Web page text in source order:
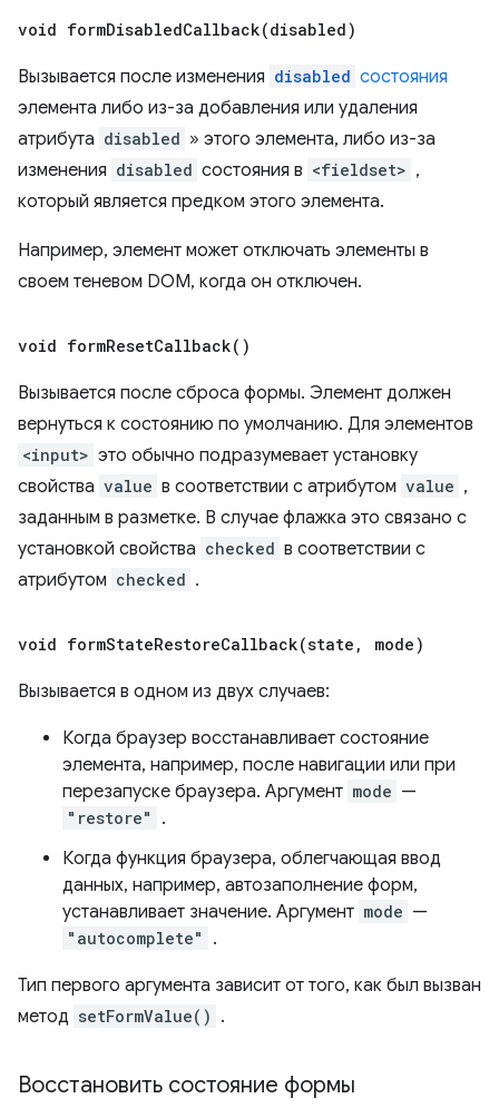
void formDisabledCallback(disabled)
Вызывается после изменения disabled состояния
элемента либо из-за добавления или удаления
атрибута disabled » этого элемента, либо из-за
изменения disabled состояния в <fieldset> ,
который является предком этого элемента.
Например, элемент может отключать элементы в
своем теневом DOM, когда он отключен.
void formResetCallback( )
Вызывается после сброса формы. Элемент должен
вернуться к состоянию по умолчанию. Для элементов
<input> это обычно подразумевает установку
свойства value в соответствии с атрибутом value ,
заданным в разметке. В случае флажка это связано с
установкой свойства checked в соответствии с
атрибутом checked .
void formStateRestoreCallback(state , mode)
Вызывается в одном из двух случаев:
Когда браузер восстанавливает состояние
элемента, например, после навигации или при
перезапуске браузера. Аргумент mode —
"restore"
.
Когда функция браузера, облегчающая ввод
данных, например, автозаполнение форм,
устанавливает значение. Аргумент mode —
"autocomplete" .
Тип первого аргумента зависит от того, как был вызван
метод setFormValue() .
Восстановить состояние формы